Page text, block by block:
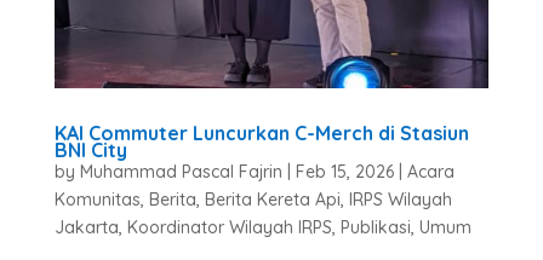
KAI Commuter Luncurkan C-Merch di Stasiun
BNI City
by Muhammad Pascal Fajrin Feb 15, 2026| Acara
Komunitas Berita Berita Kereta Api IRPS Wilayah
Jakarta Koordinator Wilayah IRPS Publikasi Umum